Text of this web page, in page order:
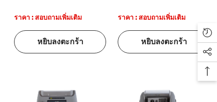
ราคา : สอบถามเพิ่มเติม
หยิบลงตะกร้า
ราคา : สอบถามเพิ่มเติม
หยิบลงตะกร้า